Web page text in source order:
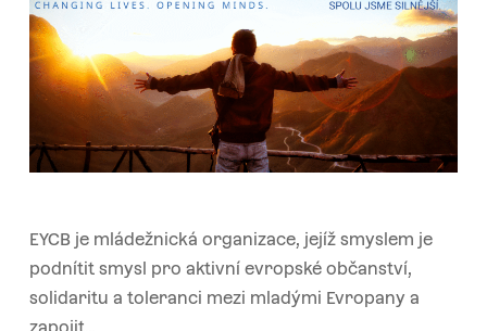
EYCB je mládežnická organizace, jejíž smyslem je
podnítit smysl pro aktivní evropské občanství,
solidaritu a toleranci mezi mladými Evropany a
zapojit…